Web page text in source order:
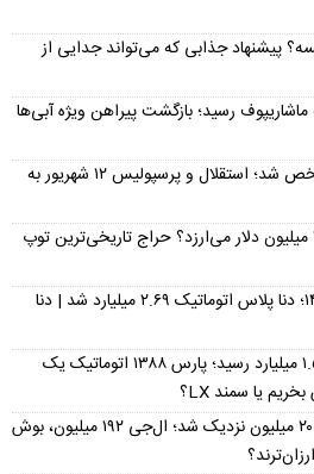
پیشنهاد جذابی که می‌تواند جدایی از
به ماشاریپوف رسید؛ بازگشت پیراهن ویژه آبی‌ها
تاریخ احتمالی دربی ۱۰۷ مشخص شد؛ استقلال و پرسپولیس ۱۲ شهریور به
توپ «دست خدا» مارادونا ۱۰ میلیون دلار می‌ارزد؟ حراج تاریخی‌ترین توپ
قیمت دنا امروز ۱۷ مرداد ۱۴۰۵؛ دنا پلاس اتوماتیک ۲.۶۹ میلیارد شد | دنا
قیمت پژو پارس کارکرده به ۱.۵ میلیارد رسید؛ پارس ۱۳۸۸ اتوماتیک یک
قیمت ماشین ظرفشویی به ۲۰۰ میلیون نزدیک شد؛ ال‌جی ۱۹۲ میلیون، بوش